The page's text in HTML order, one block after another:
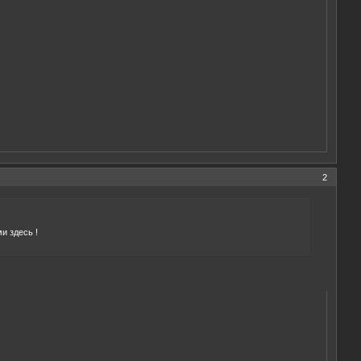
2
здесь !